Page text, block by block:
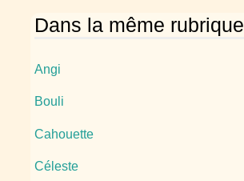
Dans la même rubrique
Angi
Bouli
Cahouette
Céleste